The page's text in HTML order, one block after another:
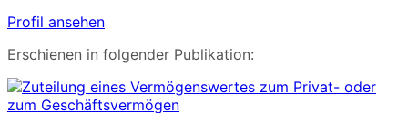
Profil ansehen
Erschienen in folgender Publikation: